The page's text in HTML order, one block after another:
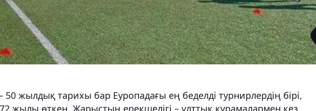
50 жылдық тарихы бар Еуропадағы ең беделді турнирлердің бірі,
жылы өткен. Жарыстың ерекшелігі – ұлттық құрамалармен кез